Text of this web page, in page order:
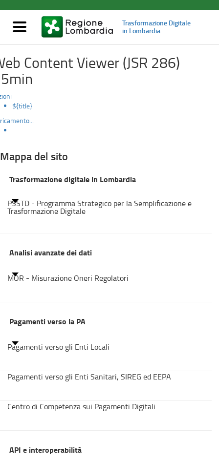
contenuto
principale
Mappa
del
sito
Mostra/nascondi
navigazione
Trasformazione Digitale
in Lombardia
Content Viewer (JSR 286)
${title}
Mappa del sito
Trasformazione digitale in Lombardia
PSSTD - Programma Strategico per la Semplificazione e
Trasformazione Digitale
Analisi avanzate dei dati
MOR - Misurazione Oneri Regolatori
Pagamenti verso la PA
Pagamenti verso gli Enti Locali
Pagamenti verso gli Enti Sanitari, SIREG ed EEPA
Centro di Competenza sui Pagamenti Digitali
API e interoperabilità